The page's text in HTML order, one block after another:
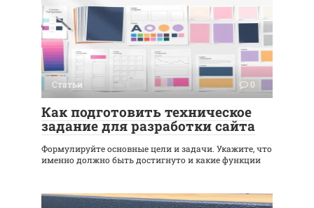
Статьи 0
Как подготовить техническое
задание для разработки сайта
Формулируйте основные цели и задачи. Укажите, что
именно должно быть достигнуто и какие функции